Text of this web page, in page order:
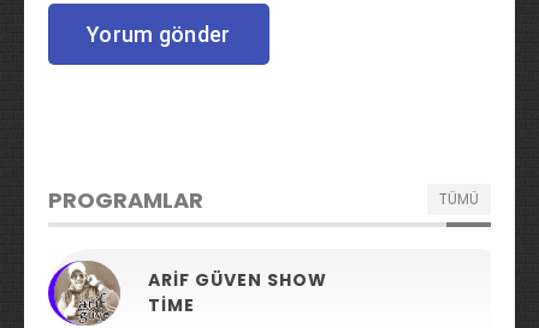
PROGRAMLAR TÜMÜ
ARIF GÜVEN SHOW
TIME